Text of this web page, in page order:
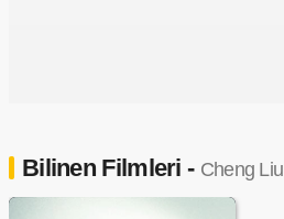
Bilinen Filmleri - Cheng Liu